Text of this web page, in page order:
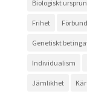
Biologiskt
Frihet Förbund
Genetiskt
Individualism
Jämlikhet